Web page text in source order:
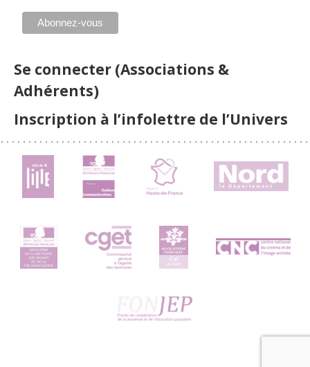
Se connecter (Associations &
Adhérents)
Inscription à l’infolettre de l’Univers